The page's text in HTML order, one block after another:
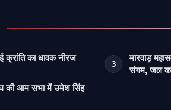
क्रांति का धावक नीरज
की आम सभा में उमेश सिंह
3
मारवाड़
संगम, जल